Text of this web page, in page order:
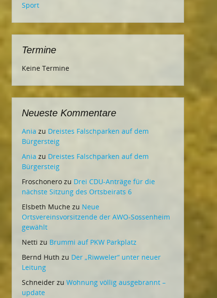
Sport
Termine
Keine Termine
Neueste Kommentare
Ania zu Dreistes Falschparken auf dem
Bürgersteig
Ania zu Dreistes Falschparken auf dem
Bürgersteig
Froschonero zu Drei CDU-Anträge für die
nächste Sitzung des Ortsbeirats 6
Elsbeth Muche zu Neue
Ortsvereinsvorsitzende der AWO-Sossenheim
gewählt
Netti zu Brummi auf PKW Parkplatz
Bernd Huth zu Der „Riwweler“ unter neuer
Leitung
Schneider zu Wohnung völlig ausgebrannt –
update